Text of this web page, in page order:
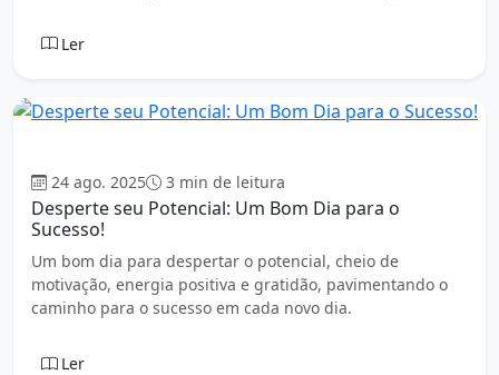
Ler
24 ago. 2025 3 min de leitura
Desperte seu Potencial: Um Bom Dia para o
Sucesso!
Um bom dia para despertar o potencial, cheio de
motivação, energia positiva e gratidão, pavimentando o
caminho para o sucesso em cada novo dia.
Ler